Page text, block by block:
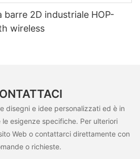
barre 2D industriale HOP-
wireless
disegni e idee personalizzati ed è in
esigenze specifiche. Per ulteriori
Web o contattarci direttamente con
o richieste.